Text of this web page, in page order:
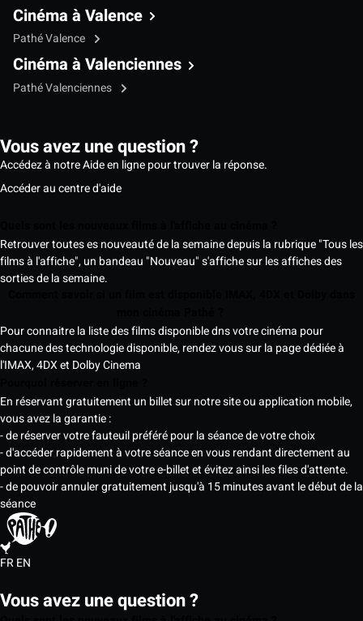
Cinéma à Valence
Pathé Valence
Cinéma à Valenciennes
Pathé Valenciennes
Vous avez une question ?
Accédez à notre Aide en ligne pour trouver la réponse.
Accéder au centre d'aide
Retrouver toutes es nouveauté de la semaine depuis la rubrique "Tous les
films à l'affiche", un bandeau "Nouveau" s'affiche sur les affiches des
sorties de la semaine.
Pour connaitre la liste des films disponible dns votre cinéma pour
chacune des technologie disponible, rendez vous sur la page dédiée à
l'IMAX, 4DX et Dolby Cinema
En réservant gratuitement un billet sur notre site ou application mobile,
vous avez la garantie :
- de réserver votre fauteuil préféré pour la séance de votre choix
- d'accéder rapidement à votre séance en vous rendant directement au
point de contrôle muni de votre e-billet et évitez ainsi les files d'attente.
- de pouvoir annuler gratuitement jusqu'à 15 minutes avant le début de la
séance
FREN
Vous avez une question ?